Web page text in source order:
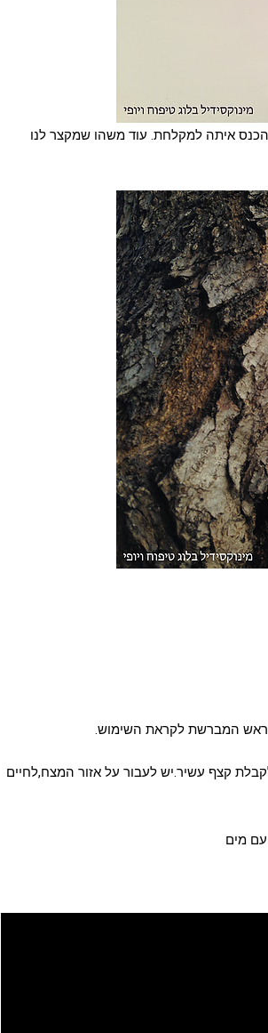
איתה למקלחת. עוד משהו שמקצר לנו
ראש המברשת לקראת השימוש.
קצף עשיר.יש לעבור על אזור המצח,לחיים
מים